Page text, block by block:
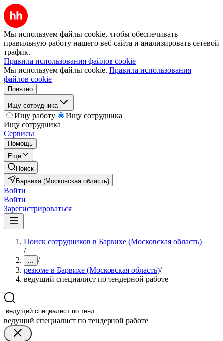
Мы используем файлы cookie, чтобы обеспечивать
правильную работу нашего веб-сайта и анализировать сетевой
трафик.
Правила использования файлов cookie
Мы используем файлы cookie. Правила использования
файлов cookie
Понятно
Ищу сотрудника
Ищу работу
Ищу сотрудника
Ищу сотрудника
Сервисы
Помощь
Ещё
Поиск
Барвиха (Московская область)
Войти
Войти
Зарегистрироваться
Поиск сотрудников в Барвихе (Московская область)
/
... /
резюме в Барвихе (Московская область)/
ведущий специалист по тендерной работе
ведущий специалист по тендерной работе